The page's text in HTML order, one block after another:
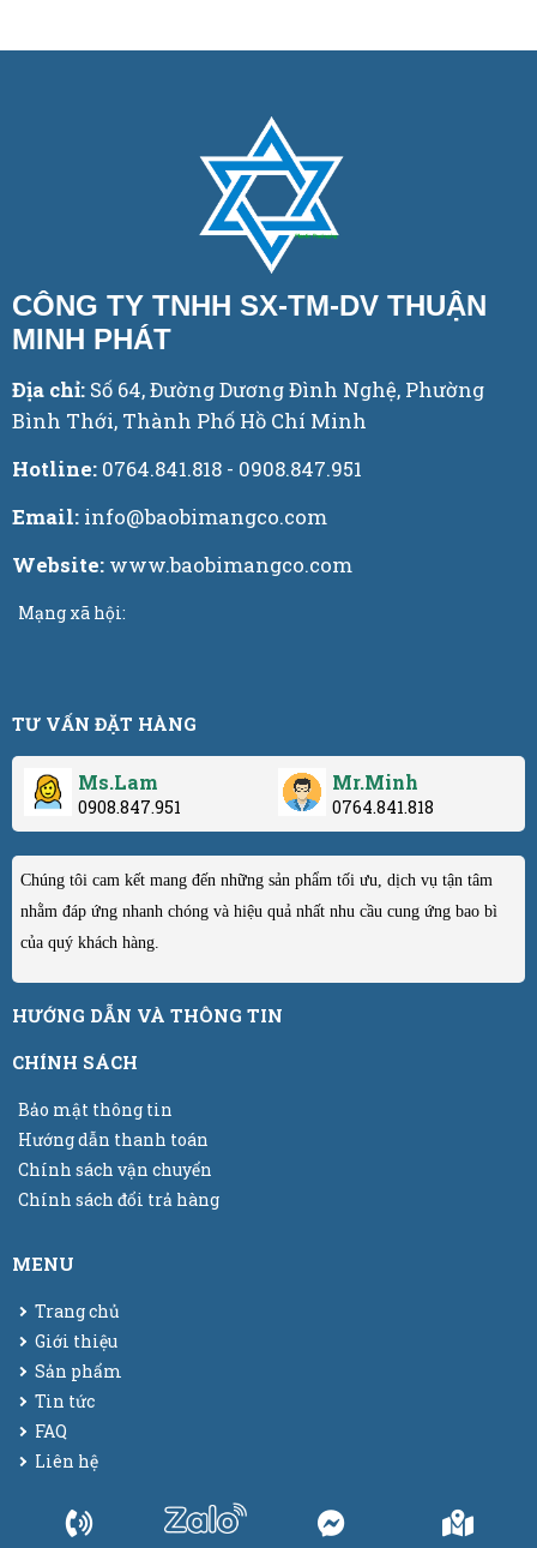
CÔNG TY TNHH SX-TM-DV THUẬN
MINH PHÁT
Địa chỉ: Số 64, Đường Dương Đình Nghệ, Phường
Bình Thới, Thành Phố Hồ Chí Minh
Hotline: 0764.841.818 - 0908.847.951
Email: info@baobimangco.com
Website: www.baobimangco.com
Mạng xã hội:
TƯ VẤN ĐẶT HÀNG
Ms.Lam
0908.847.951
Mr.Minh
0764.841.818
Chúng tôi cam kết mang đến những sản phẩm tối ưu, dịch vụ tận tâm
nhằm đáp ứng nhanh chóng và hiệu quả nhất nhu cầu cung ứng bao bì
của quý khách hàng.
HƯỚNG DẪN VÀ THÔNG TIN
CHÍNH SÁCH
Bảo mật thông tin
Hướng dẫn thanh toán
Chính sách vận chuyển
Chính sách đổi trả hàng
MENU
Trang chủ
Giới thiệu
Sản phẩm
Tin tức
FAQ
Liên hệ